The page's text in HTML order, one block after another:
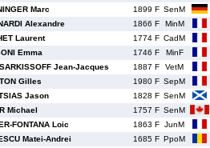
Marc 1899 F SenM
Alexandre 1866 F
MinM
Laurent 1774 F CadM
Emma 1746 F
MinF
Jean-Jacques 1887 F
VetM
Gilles 1980 F SepM
Jason 1828 F SenM
Michael 1757 F SenM
FONTANA Loic 1863 F JunM
Matei-Andrei 1685 F PpoM